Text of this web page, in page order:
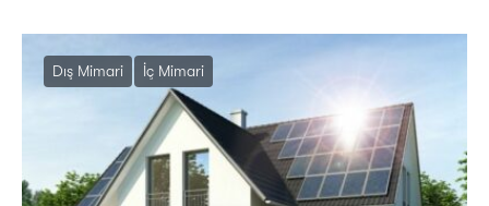
Dış Mimari İç Mimari